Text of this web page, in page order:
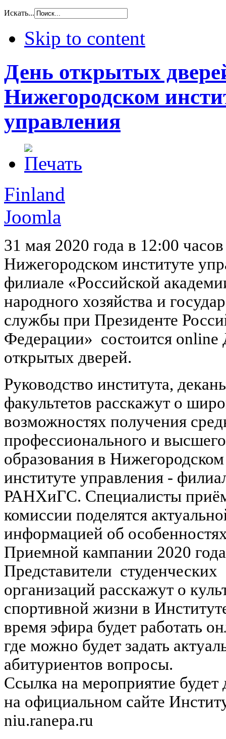
Искать...
Skip to content
День открытых
Нижегородском
управления
Finland
Joomla
31 мая 2020 года в 12:00
Нижегородском институте
филиале «Российской
народного хозяйства и
службы при Президенте
Федерации» состоится online
открытых дверей.
Руководство института,
факультетов расскажут о
возможностях получения
профессионального и высшего
образования в Нижегородском
институте управления -
РАНХиГС. Специалисты
комиссии поделятся
информацией об
Приемной кампании 2020
Представители студенческих
организаций расскажут о
спортивной жизни в
время эфира будет работать
где можно будет задать
абитуриентов вопросы.
Ссылка на мероприятие будет
на официальном сайте
niu.ranepa.ru